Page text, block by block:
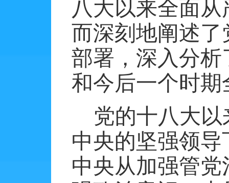
八大以来全面
而深刻地阐述
部署，深入分
和今后一个时
党的十八大
中央的坚强领
中央从加强管